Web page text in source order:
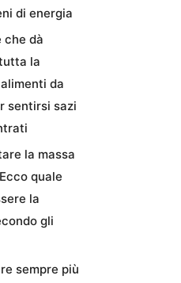
di energia
che dà
la
da
sentirsi sazi
la massa
quale
la
gli
sempre più